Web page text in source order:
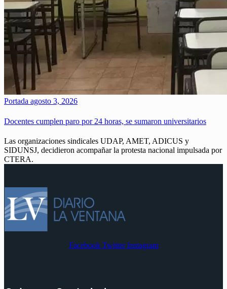
Portada agosto 3, 2026
Docentes cumplen paro por 24 horas, se sumaron universitarios
Las organizaciones sindicales UDAP, AMET, ADICUS y
SIDUNSJ, decidieron acompañar la protesta nacional impulsada por
CTERA.
Facebook Twitter Instagram